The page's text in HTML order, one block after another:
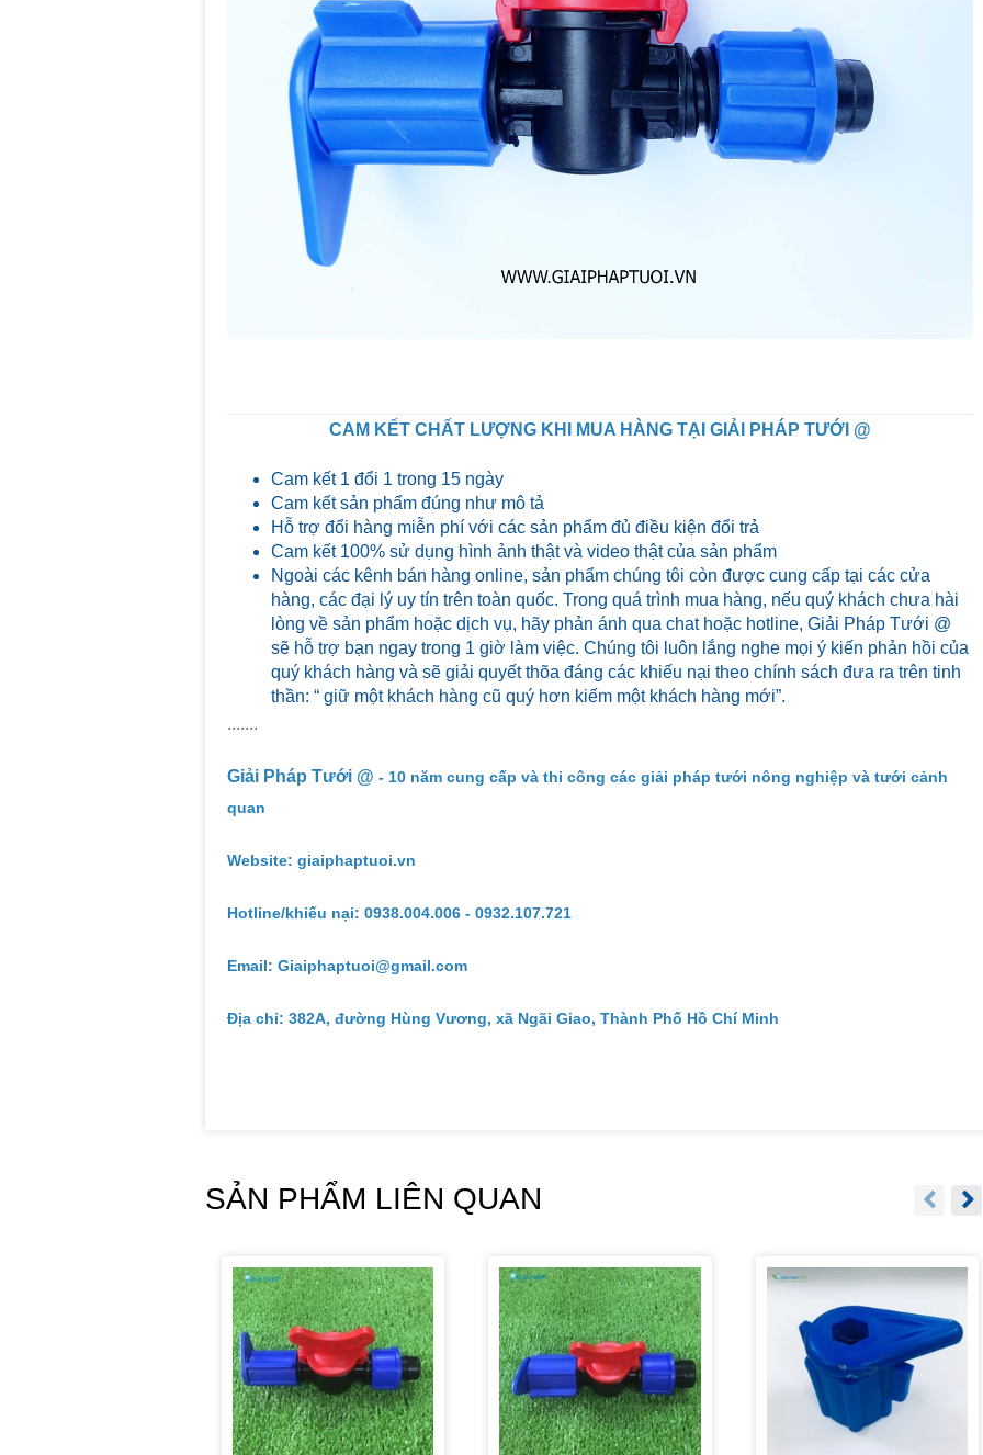
CAM KẾT CHẤT LƯỢNG KHI MUA HÀNG TẠI GIẢI PHÁP TƯỚI @
Cam kết 1 đổi 1 trong 15 ngày
Cam kết sản phẩm đúng như mô tả
Hỗ trợ đổi hàng miễn phí với các sản phẩm đủ điều kiện đổi trả
Cam kết 100% sử dụng hình ảnh thật và video thật của sản phẩm
Ngoài các kênh bán hàng online, sản phẩm chúng tôi còn được cung cấp tại các cửa
hàng, các đại lý uy tín trên toàn quốc. Trong quá trình mua hàng, nếu quý khách chưa hài
lòng về sản phẩm hoặc dịch vụ, hãy phản ánh qua chat hoặc hotline, Giải Pháp Tưới @
sẽ hỗ trợ bạn ngay trong 1 giờ làm việc. Chúng tôi luôn lắng nghe mọi ý kiến phản hồi của
quý khách hàng và sẽ giải quyết thõa đáng các khiếu nại theo chính sách đưa ra trên tinh
thần: “ giữ một khách hàng cũ quý hơn kiếm một khách hàng mới”.
.......
Giải Pháp Tưới @ - 10 năm cung cấp và thi công các giải pháp tưới nông nghiệp và tưới cảnh
quan
Website: giaiphaptuoi.vn
Hotline/khiếu nại: 0938.004.006 - 0932.107.721
Email: Giaiphaptuoi@gmail.com
Địa chỉ: 382A, đường Hùng Vương, xã Ngãi Giao, Thành Phố Hồ Chí Minh
SẢN PHẨM LIÊN QUAN